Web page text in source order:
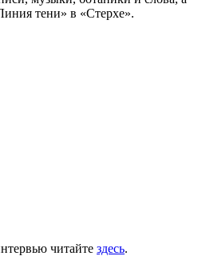
тени» в «Стерхе».
читайте здесь.